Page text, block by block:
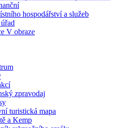
hospodářství a služeb
V obraze
zpravodaj
turistická mapa
a Kemp